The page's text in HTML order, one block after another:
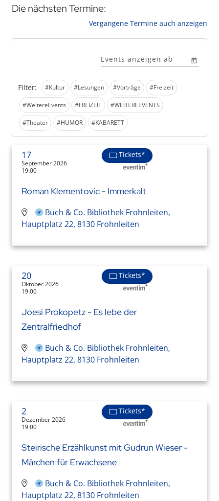
Die nächsten Termine:
Vergangene Termine auch anzeigen
Filter: #Kultur #Lesungen #Vorträge #Freizeit
#WeitereEvents #FREIZEIT #WEITEREEVENTS
#Theater #HUMOR #KABARETT
Events anzeigen ab
17
September 2026
19:00
Tickets*
Roman Klementovic - Immerkalt
Buch & Co. Bibliothek Frohnleiten,
Hauptplatz 22, 8130 Frohnleiten
20
Oktober 2026
19:00
Tickets*
Joesi Prokopetz - Es lebe der
Zentralfriedhof
Buch & Co. Bibliothek Frohnleiten,
Hauptplatz 22, 8130 Frohnleiten
2
Dezember 2026
19:00
Tickets*
Steirische Erzählkunst mit Gudrun Wieser -
Märchen für Erwachsene
Buch & Co. Bibliothek Frohnleiten,
Hauptplatz 22, 8130 Frohnleiten